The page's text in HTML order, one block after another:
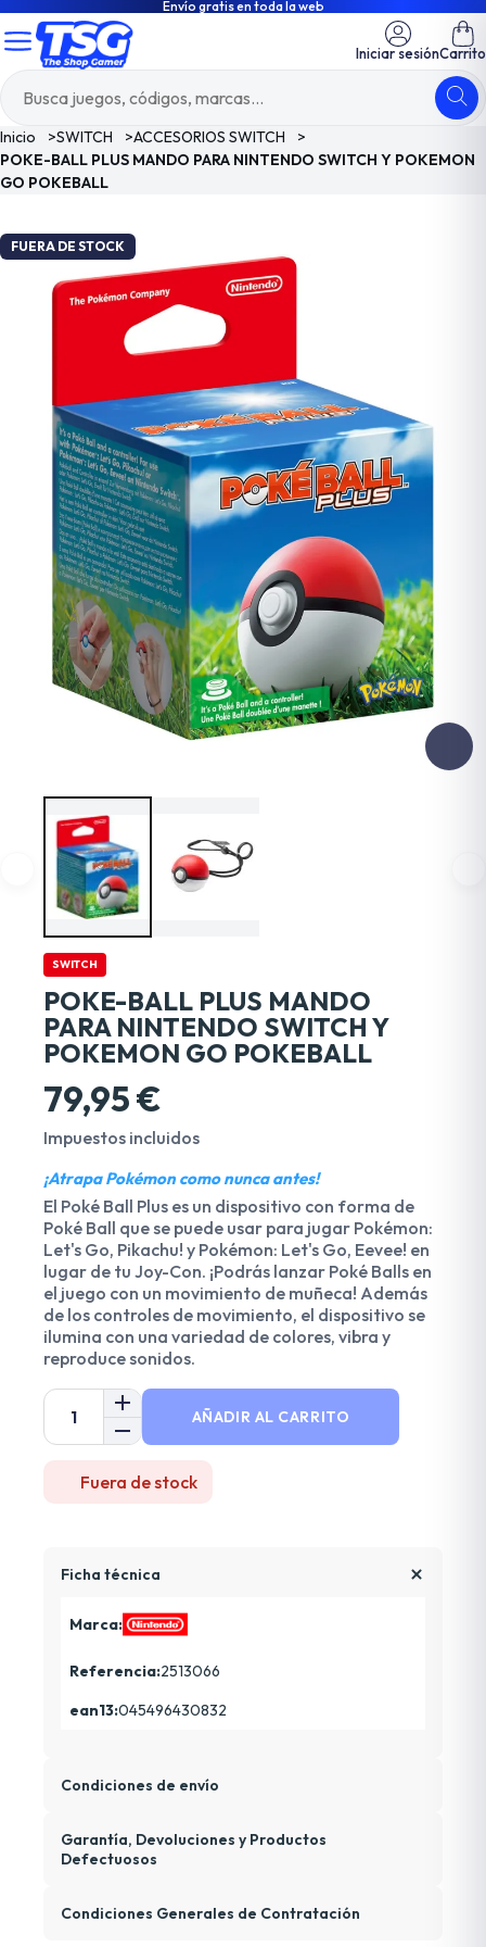
Envío gratis en toda la web
Iniciar sesiónCarrito
Inicio >SWITCH >ACCESORIOS SWITCH
>
POKE-BALL PLUS MANDO PARA NINTENDO SWITCH Y POKEMON
GO POKEBALL
FUERA DE STOCK
SWITCH
POKE-BALL PLUS MANDO
PARA NINTENDO SWITCH Y
POKEMON GO POKEBALL
79,95 €
Impuestos incluidos
¡Atrapa Pokémon como nunca antes!
El Poké Ball Plus es un dispositivo con forma de
Poké Ball que se puede usar para jugar Pokémon:
Let's Go, Pikachu! y Pokémon: Let's Go, Eevee! en
lugar de tu Joy-Con. ¡Podrás lanzar Poké Balls en
el juego con un movimiento de muñeca! Además
de los controles de movimiento, el dispositivo se
ilumina con una variedad de colores, vibra y
reproduce sonidos.
AÑADIR AL CARRITO
Fuera de stock
Ficha técnica
Marca:
Referencia:2513066
ean13:045496430832
Condiciones de envío
Garantía, Devoluciones y Productos
Defectuosos
Condiciones Generales de Contratación